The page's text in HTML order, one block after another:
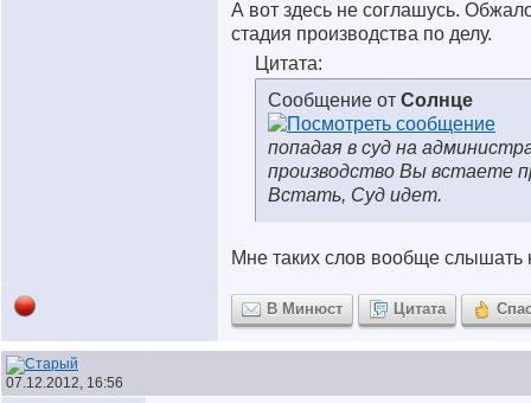
А вот здесь не соглашусь.
стадия производства по делу.
Цитата:
Сообщение от Солнце
попадая в суд на
производство Вы встаете
Встать, Суд идет.
Мне таких слов вообще слышать
В Минюст Цитата
07.12.2012, 16:56